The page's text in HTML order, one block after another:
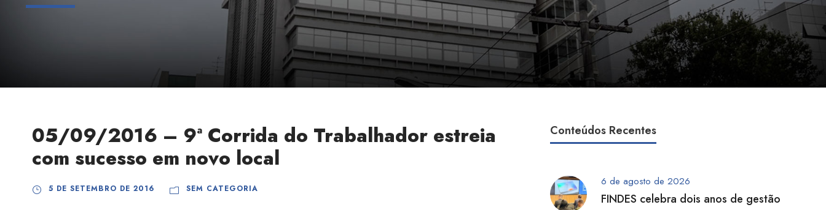
05/09/2016 – 9ª Corrida do Trabalhador estreia
com sucesso em novo local
5 DE SETEMBRO DE 2016 SEM CATEGORIA
Conteúdos Recentes
6 de agosto de 2026
FINDES celebra dois anos de gestão